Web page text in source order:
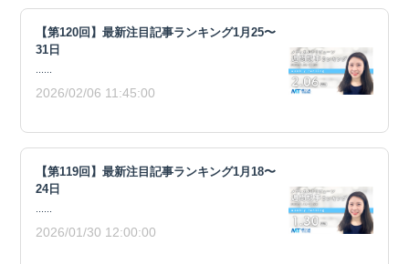
【第120回】最新注目記事ランキング1月25〜
31日
2026/02/06 11:45:00
【第119回】最新注目記事ランキング1月18〜
24日
2026/01/30 12:00:00